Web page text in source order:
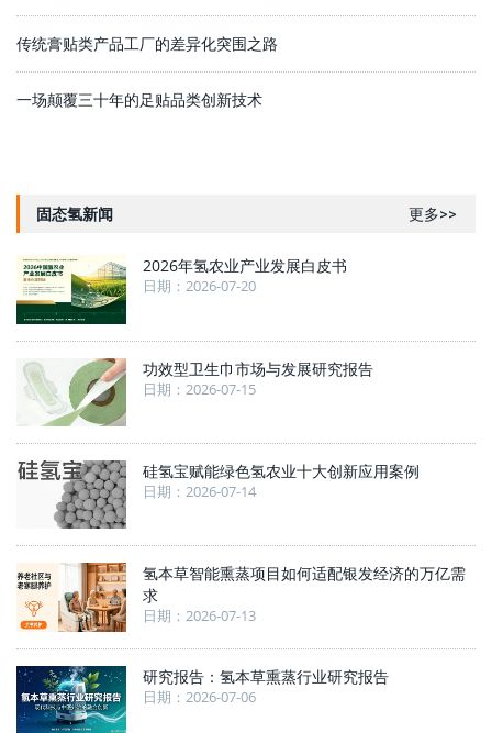
传统膏贴类产品工厂的差异化突围之路
一场颠覆三十年的足贴品类创新技术
固态氢新闻 更多>>
2026年氢农业产业发展白皮书
日期：2026-07-20
功效型卫生巾市场与发展研究报告
日期：2026-07-15
硅氢宝赋能绿色氢农业十大创新应用案例
日期：2026-07-14
氢本草智能熏蒸项目如何适配银发经济的万亿需
求
日期：2026-07-13
研究报告：氢本草熏蒸行业研究报告
日期：2026-07-06